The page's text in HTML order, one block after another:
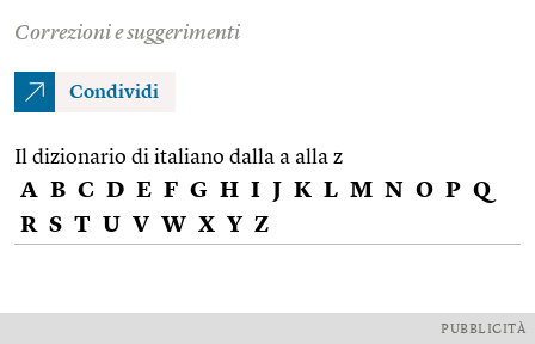
Correzioni e suggerimenti
Condividi
Il dizionario di italiano dalla a alla z
A B C D E F G H I J K L M N O P Q
R S T U V W X Y Z
PUBBLICITÀ